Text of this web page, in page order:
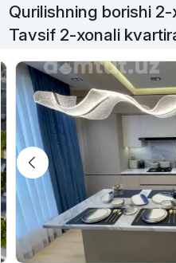
Qurilishning borishi
Tavsif 2-xonali